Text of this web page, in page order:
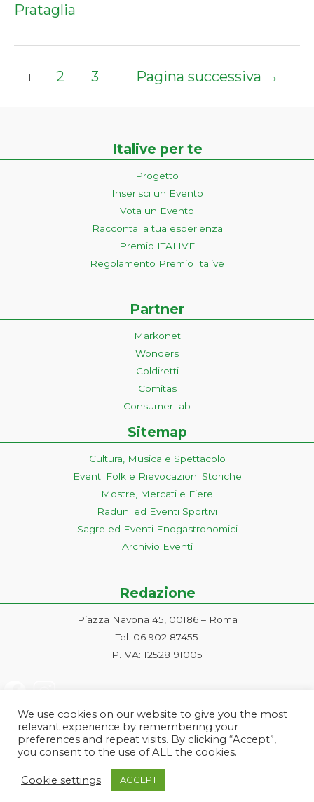
Prataglia
degli1 2 3 Pagina successiva →
Italive per te
Progetto
Inserisci un Evento
Vota un Evento
Racconta la tua esperienza
Premio ITALIVE
Regolamento Premio Italive
Partner
Markonet
Wonders
Coldiretti
Comitas
ConsumerLab
Sitemap
Cultura, Musica e Spettacolo
Eventi Folk e Rievocazioni Storiche
Mostre, Mercati e Fiere
Raduni ed Eventi Sportivi
Sagre ed Eventi Enogastronomici
Archivio Eventi
Redazione
Piazza Navona 45, 00186 – Roma
Tel. 06 902 87455
P.IVA: 12528191005
Roma | PI e CF: 12528191005 | markonetsrl@pec.it |
We use cookies on our website to give you the most
relevant experience by remembering your
preferences and repeat visits. By clicking “Accept”,
you consent to the use of ALL the cookies.
Cookie settings ACCEPT